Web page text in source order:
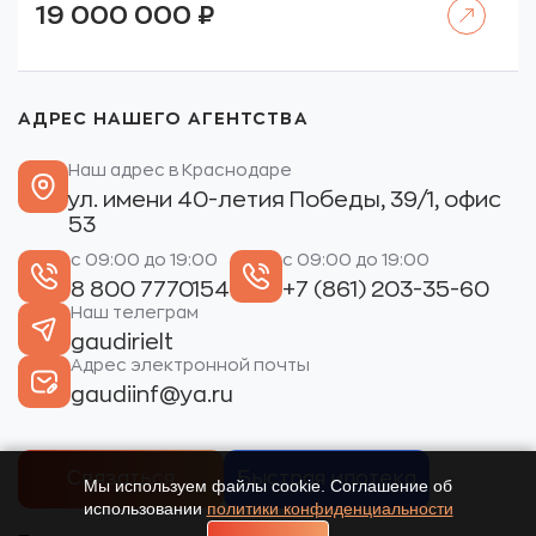
19 000 000 ₽
АДРЕС НАШЕГО АГЕНТСТВА
Наш адрес в Краснодаре
ул. имени 40-летия Победы, 39/1, офис
53
с 09:00 до 19:00
8 800 7770154
с 09:00 до 19:00
+7 (861) 203-35-60
Наш телеграм
gaudirielt
Адрес электронной почты
gaudiinf@ya.ru
Связаться Быстрая ипотека
Мы используем файлы cookie. Соглашение об
использовании политики конфиденциальности